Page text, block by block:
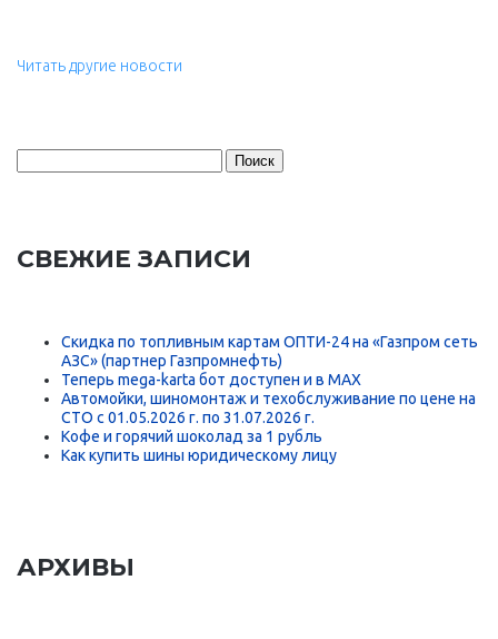
Читать другие новости
СВЕЖИЕ ЗАПИСИ
Скидка по топливным картам ОПТИ-24 на «Газпром сеть
АЗС» (партнер Газпромнефть)
Теперь mega-karta бот доступен и в MAX
Автомойки, шиномонтаж и техобслуживание по цене на
СТО с 01.05.2026 г. по 31.07.2026 г.
Кофе и горячий шоколад за 1 рубль
Как купить шины юридическому лицу
АРХИВЫ